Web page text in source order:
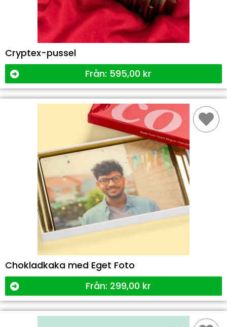
Cryptex-pussel
Från: 595,00 kr
Chokladkaka med Eget Foto
Från: 299,00 kr